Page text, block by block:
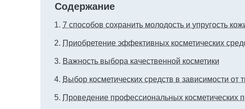
Содержание
7 способов сохранить молодость и упругость
Приобретение эффективных косметических
Важность выбора качественной косметики
Выбор косметических средств в зависимости от
Проведение профессиональных косметических